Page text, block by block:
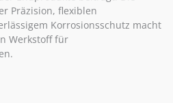
Präzision, flexiblen
Korrosionsschutz macht
Werkstoff für